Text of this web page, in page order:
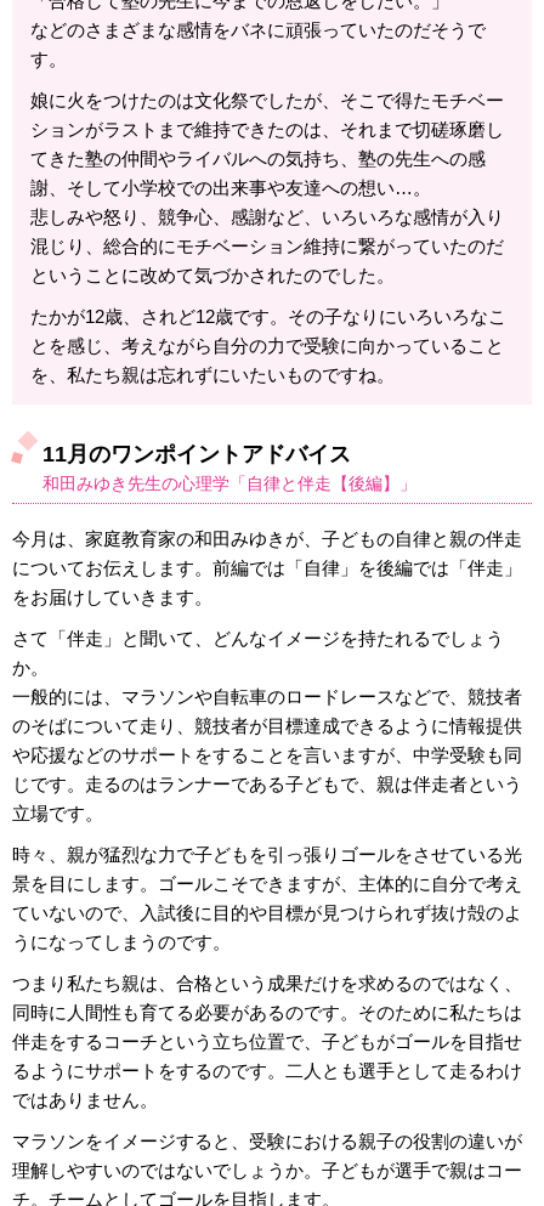
などのさまざまな感情をバネに頑張っていたのだそうで
す。
娘に火をつけたのは文化祭でしたが、そこで得たモチベー
ションがラストまで維持できたのは、それまで切磋琢磨し
てきた塾の仲間やライバルへの気持ち、塾の先生への感
謝、そして小学校での出来事や友達への想い…。
悲しみや怒り、競争心、感謝など、いろいろな感情が入り
混じり、総合的にモチベーション維持に繋がっていたのだ
ということに改めて気づかされたのでした。
たかが12歳、されど12歳です。その子なりにいろいろなこ
とを感じ、考えながら自分の力で受験に向かっていること
を、私たち親は忘れずにいたいものですね。
11月のワンポイントアドバイス
和田みゆき先生の心理学「自律と伴走【後編】」
今月は、家庭教育家の和田みゆきが、子どもの自律と親の伴走
についてお伝えします。前編では「自律」を後編では「伴走」
をお届けしていきます。
さて「伴走」と聞いて、どんなイメージを持たれるでしょう
か。
一般的には、マラソンや自転車のロードレースなどで、競技者
のそばについて走り、競技者が目標達成できるように情報提供
や応援などのサポートをすることを言いますが、中学受験も同
じです。走るのはランナーである子どもで、親は伴走者という
立場です。
時々、親が猛烈な力で子どもを引っ張りゴールをさせている光
景を目にします。ゴールこそできますが、主体的に自分で考え
ていないので、入試後に目的や目標が見つけられず抜け殻のよ
うになってしまうのです。
つまり私たち親は、合格という成果だけを求めるのではなく、
同時に人間性も育てる必要があるのです。そのために私たちは
伴走をするコーチという立ち位置で、子どもがゴールを目指せ
るようにサポートをするのです。二人とも選手として走るわけ
ではありません。
マラソンをイメージすると、受験における親子の役割の違いが
理解しやすいのではないでしょうか。子どもが選手で親はコー
チ。チームとしてゴールを目指します。